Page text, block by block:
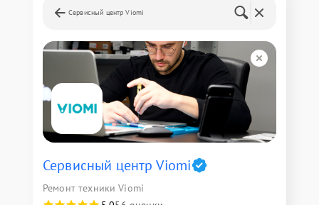
Сервисный центр Viomi
Сервисный центр Viomi
Ремонт техники Viomi